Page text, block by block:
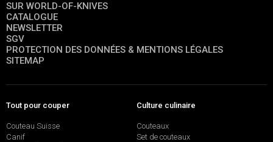
SUR WORLD-OF-KNIVES
CATALOGUE
NEWSLETTER
SGV
PROTECTION DES DONNÉES & MENTIONS LÉGALES
SITEMAP
Tout pour couper
Couteau Suisse
Canif
Culture culinaire
Couteaux
Set de couteaux